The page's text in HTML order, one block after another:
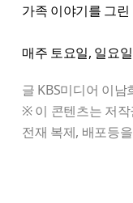
가족 이야기를 그
매주 토요일, 일요
글 KBS미디어 이
※ 이 콘텐츠는 저
전재 복제, 배포등